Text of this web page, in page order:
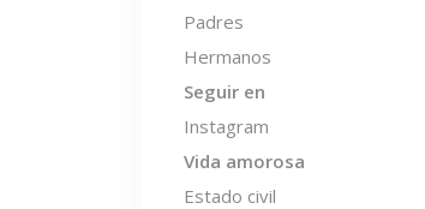
Padres
Hermanos
Seguir en
Instagram
Vida amorosa
Estado civil